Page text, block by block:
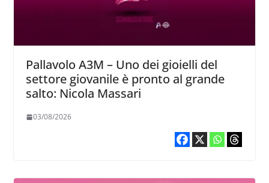
Pallavolo A3M – Uno dei gioielli del
settore giovanile è pronto al grande
salto: Nicola Massari
03/08/2026